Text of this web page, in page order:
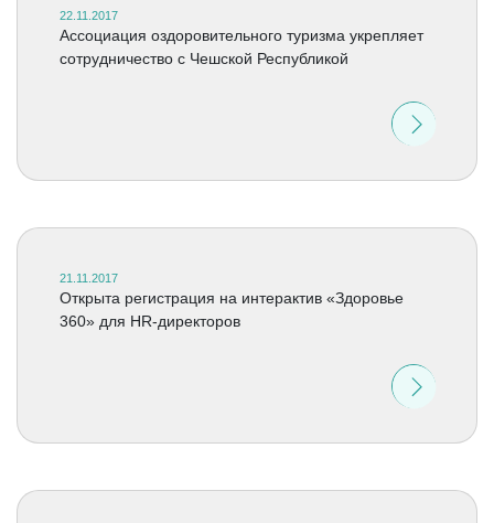
22.11.2017
Ассоциация оздоровительного туризма укрепляет
сотрудничество с Чешской Республикой
21.11.2017
Открыта регистрация на интерактив «Здоровье
360» для HR-директоров